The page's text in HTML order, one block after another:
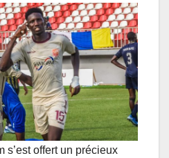
s’est offert un précieux